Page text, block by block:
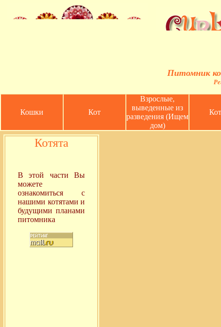
Питомник
Кошки Кот
Взрослые,
выведенные из
разведения (Ищем
дом)
Котята
В этой части Вы
можете
ознакомиться с
нашими котятами и
будущими планами
питомника